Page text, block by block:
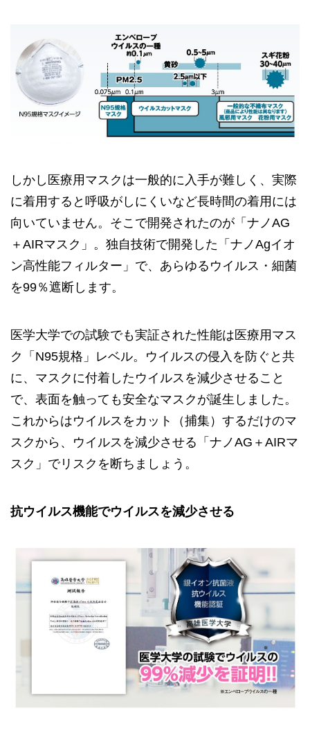
しかし医療用マスクは一般的に入手が難しく、実際
に着用すると呼吸がしにくいなど長時間の着用には
向いていません。そこで開発されたのが「ナノAG
＋AIRマスク」。独自技術で開発した「ナノAgイオ
ン高性能フィルター」で、あらゆるウイルス・細菌
を99％遮断します。
医学大学での試験でも実証された性能は医療用マス
ク「N95規格」レベル。ウイルスの侵入を防ぐと共
に、マスクに付着したウイルスを減少させること
で、表面を触っても安全なマスクが誕生しました。
これからはウイルスをカット（捕集）するだけのマ
スクから、ウイルスを減少させる「ナノAG＋AIRマ
スク」でリスクを断ちましょう。
抗ウイルス機能でウイルスを減少させる